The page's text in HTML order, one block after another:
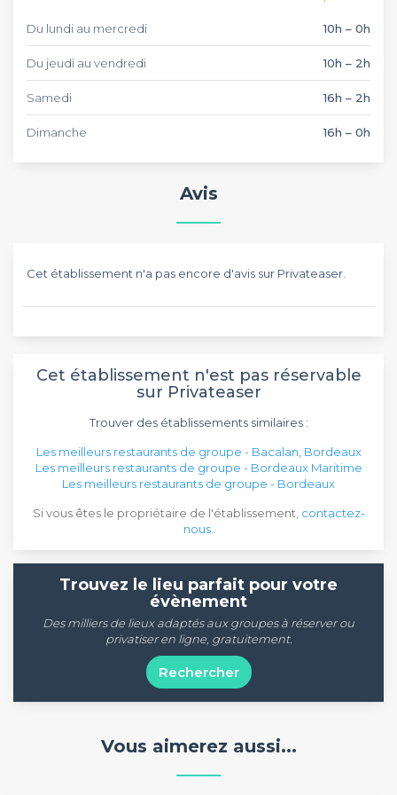
Du lundi au mercredi 10h – 0h
Du jeudi au vendredi 10h – 2h
Samedi 16h – 2h
Dimanche 16h – 0h
Avis
Cet établissement n'a pas encore d'avis sur Privateaser.
Cet établissement n'est pas réservable
sur Privateaser
Trouver des établissements similaires :
Les meilleurs restaurants de groupe - Bacalan, Bordeaux
Les meilleurs restaurants de groupe - Bordeaux Maritime
Les meilleurs restaurants de groupe - Bordeaux
Si vous êtes le propriétaire de l'établissement, contactez-
nous
Trouvez le lieu parfait pour votre
évènement
Des milliers de lieux adaptés aux groupes à réserver ou
privatiser en ligne, gratuitement.
Rechercher
Vous aimerez aussi...